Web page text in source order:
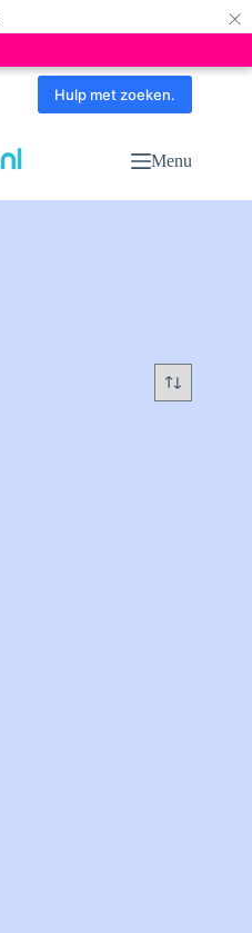
×
Hulp met zoeken.
Menu